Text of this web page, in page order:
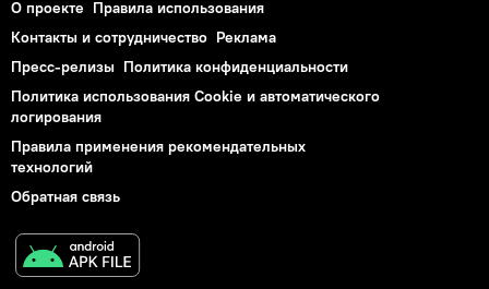
О проекте Правила использования
Контакты и сотрудничество Реклама
Пресс-релизы Политика конфиденциальности
Политика использования Cookie и автоматического
логирования
Правила применения рекомендательных
технологий
Обратная связь